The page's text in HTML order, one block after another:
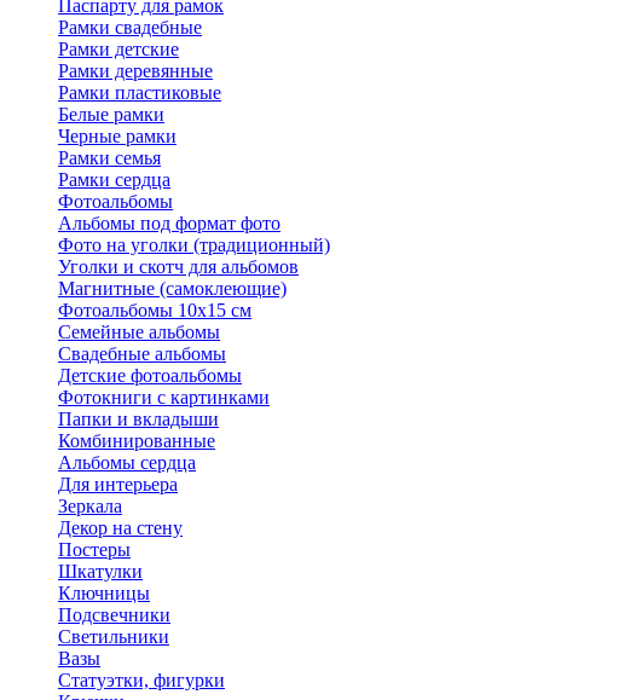
Паспарту для рамок
Рамки свадебные
Рамки детские
Рамки деревянные
Рамки пластиковые
Белые рамки
Черные рамки
Рамки семья
Рамки сердца
Фотоальбомы
Альбомы под формат фото
Фото на уголки (традиционный)
Уголки и скотч для альбомов
Магнитные (самоклеющие)
Фотоальбомы 10х15 см
Семейные альбомы
Свадебные альбомы
Детские фотоальбомы
Фотокниги с картинками
Папки и вкладыши
Комбинированные
Альбомы сердца
Для интерьера
Зеркала
Декор на стену
Постеры
Шкатулки
Ключницы
Подсвечники
Светильники
Вазы
Статуэтки, фигурки